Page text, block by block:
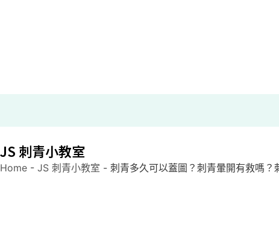
JS 刺青小教室
Home - JS 刺青小教室 - 刺青多久可以蓋圖？刺青暈開有救嗎？